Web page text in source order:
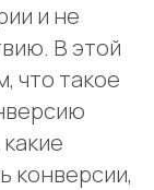
и не
В этой
что такое
конверсии,